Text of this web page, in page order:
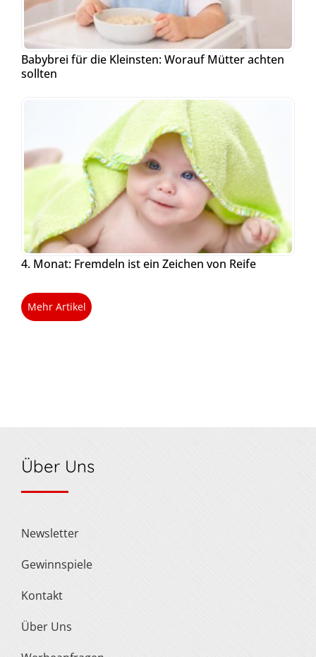
Babybrei für die Kleinsten: Worauf Mütter achten
sollten
4. Monat: Fremdeln ist ein Zeichen von Reife
Mehr Artikel
Über Uns
Newsletter
Gewinnspiele
Kontakt
Über Uns